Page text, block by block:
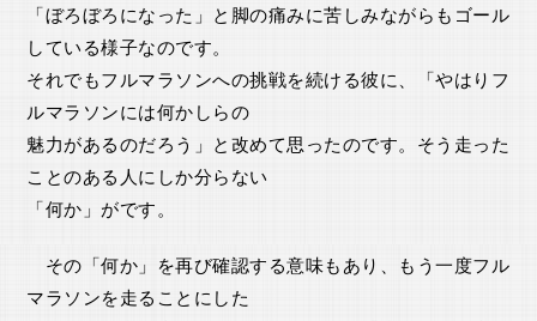
「ぼろぼろになった」と脚の痛みに苦しみながらもゴール
している様子なのです。
それでもフルマラソンへの挑戦を続ける彼に、「やはりフ
ルマラソンには何かしらの
魅力があるのだろう」と改めて思ったのです。そう走った
ことのある人にしか分らない
「何か」がです。
その「何か」を再び確認する意味もあり、もう一度フル
マラソンを走ることにした